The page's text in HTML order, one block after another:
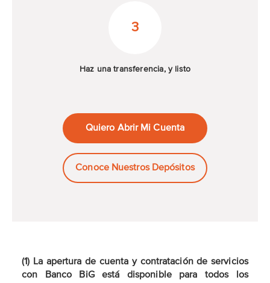
3
Haz una transferencia, y listo
Quiero Abrir Mi Cuenta
Conoce Nuestros Depósitos
(1) La apertura de cuenta y contratación de servicios
con Banco BiG está disponible para todos los